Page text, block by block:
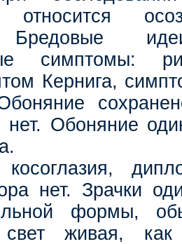
относится
Бредовые
симптомы:
Кернига,
нет. Обоняние
косоглазия,
нет. Зрачки
формы,
живая,